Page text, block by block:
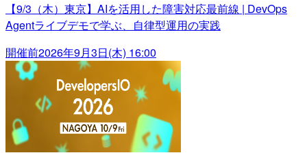
【9/3（木）東京】AIを活用した障害対応最前線 | DevOps
Agentライブデモで学ぶ、自律型運用の実践
開催前2026年9月3日(木) 16:00